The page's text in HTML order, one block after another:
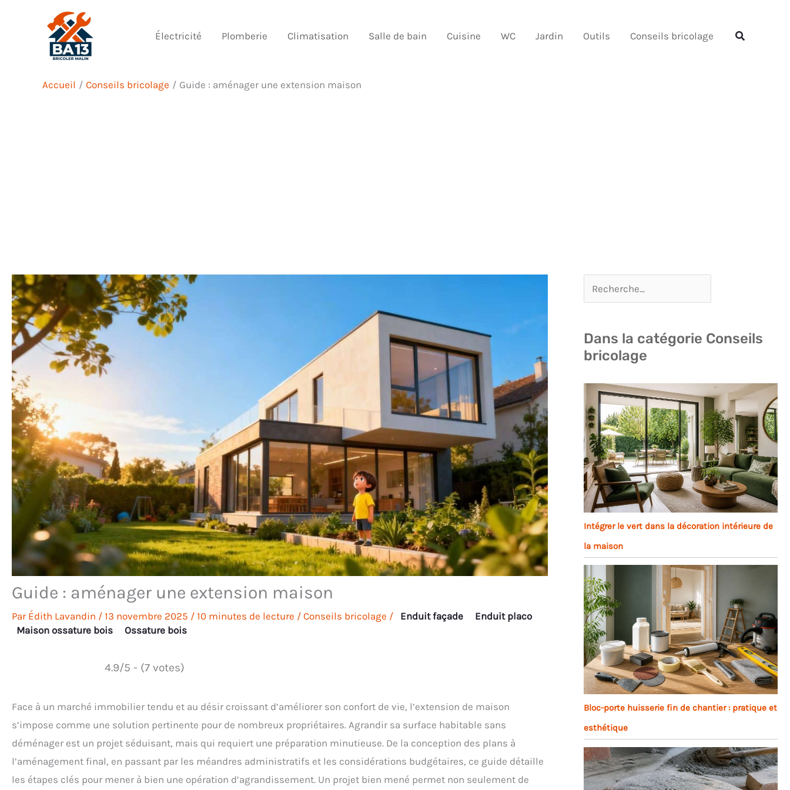
Électricité Plomberie Climatisation Salle de bain Cuisine WC Jardin Outils Conseils bricolage Rechercher
Accueil Conseils bricolage Guide : aménager une extension maison
Guide : aménager une extension maison
Par Édith Lavandin / 13 novembre 2025 / 10 minutes de lecture / Conseils bricolage / Enduit façade
Enduit placo
Maison ossature bois
Ossature bois
4.9/5 - (7 votes)
Face à un marché immobilier tendu et au désir croissant d’améliorer son confort de vie, l’extension de maison
s’impose comme une solution pertinente pour de nombreux propriétaires. Agrandir sa surface habitable sans
déménager est un projet séduisant, mais qui requiert une préparation minutieuse. De la conception des plans à
l’aménagement final, en passant par les méandres administratifs et les considérations budgétaires, ce guide détaille
les étapes clés pour mener à bien une opération d’agrandissement. Un projet bien mené permet non seulement de
Dans la catégorie Conseils
bricolage
Intégrer le vert dans la décoration intérieure de
la maison
Bloc-porte huisserie fin de chantier : pratique et
esthétique